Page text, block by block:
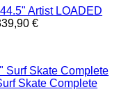
LOADED
€
Skate Complete